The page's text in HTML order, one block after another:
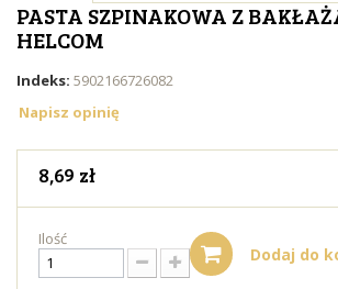
PASTA SZPINAKOWA Z
HELCOM
Indeks: 5902166726082
Napisz opinię
8,69 zł
Ilość
Dodaj do